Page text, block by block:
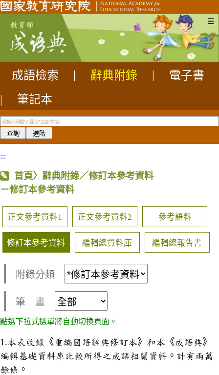
☰
成語檢索 辭典附錄
電子書
|
筆記本
:::
首頁〉辭典附錄／修訂本參考資料
－修訂本參考資料
正文參考資料1 正文參考資料2 參考語料
修訂本參考資料 編輯總資料庫 編輯總報告書
附錄分類
筆 畫
點選下拉式選單將自動切換頁面。
1.本表收錄《重編國語辭典修訂本》和本《成語典》
編輯基礎資料庫比較所得之成語相關資料。計有兩萬
餘條。